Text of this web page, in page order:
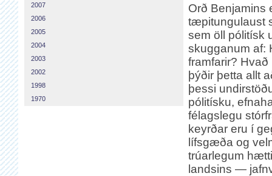
Orð Benjamins
tæpitungulaust
sem öll pólitísk
skugganum af:
framfarir?
þýðir þetta allt
þessi
pólitísku,
félagslegu
keyrðar eru í
lífsgæða og
trúarlegum
landsins —
2007
2006
2005
2004
2003
2002
1998
1970